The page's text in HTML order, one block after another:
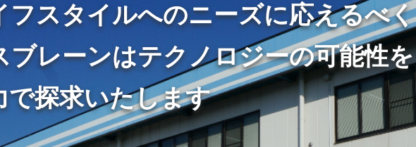
フスタイルへのニーズに応えるべく
ブレーンはテクノロジーの可能性を
で探求いたします